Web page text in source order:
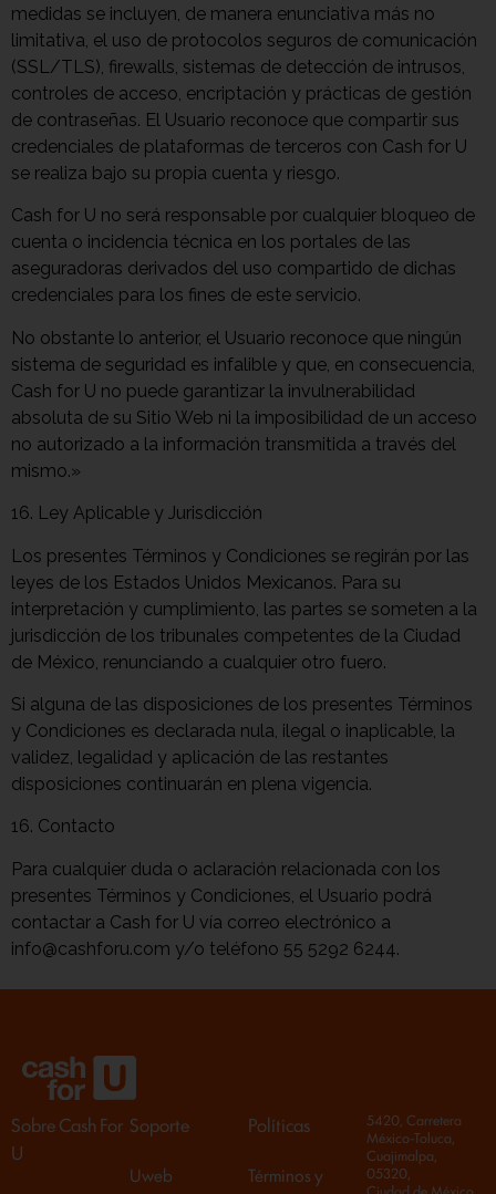
medidas se incluyen, de manera enunciativa más no
limitativa, el uso de protocolos seguros de comunicación
(SSL/TLS), firewalls, sistemas de detección de intrusos,
controles de acceso, encriptación y prácticas de gestión
de contraseñas. El Usuario reconoce que compartir sus
credenciales de plataformas de terceros con Cash for U
se realiza bajo su propia cuenta y riesgo.
Cash for U no será responsable por cualquier bloqueo de
cuenta o incidencia técnica en los portales de las
aseguradoras derivados del uso compartido de dichas
credenciales para los fines de este servicio.
No obstante lo anterior, el Usuario reconoce que ningún
sistema de seguridad es infalible y que, en consecuencia,
Cash for U no puede garantizar la invulnerabilidad
absoluta de su Sitio Web ni la imposibilidad de un acceso
no autorizado a la información transmitida a través del
mismo.»
16. Ley Aplicable y Jurisdicción
Los presentes Términos y Condiciones se regirán por las
leyes de los Estados Unidos Mexicanos. Para su
interpretación y cumplimiento, las partes se someten a la
jurisdicción de los tribunales competentes de la Ciudad
de México, renunciando a cualquier otro fuero.
Si alguna de las disposiciones de los presentes Términos
y Condiciones es declarada nula, ilegal o inaplicable, la
validez, legalidad y aplicación de las restantes
disposiciones continuarán en plena vigencia.
16. Contacto
Para cualquier duda o aclaración relacionada con los
presentes Términos y Condiciones, el Usuario podrá
contactar a Cash for U vía correo electrónico a
info@cashforu.com y/o teléfono 55 5292 6244.
Sobre Cash For
U
Soporte
Uweb
Políticas
Términos y
5420, Carretera
México-Toluca,
Cuajimalpa,
05320,